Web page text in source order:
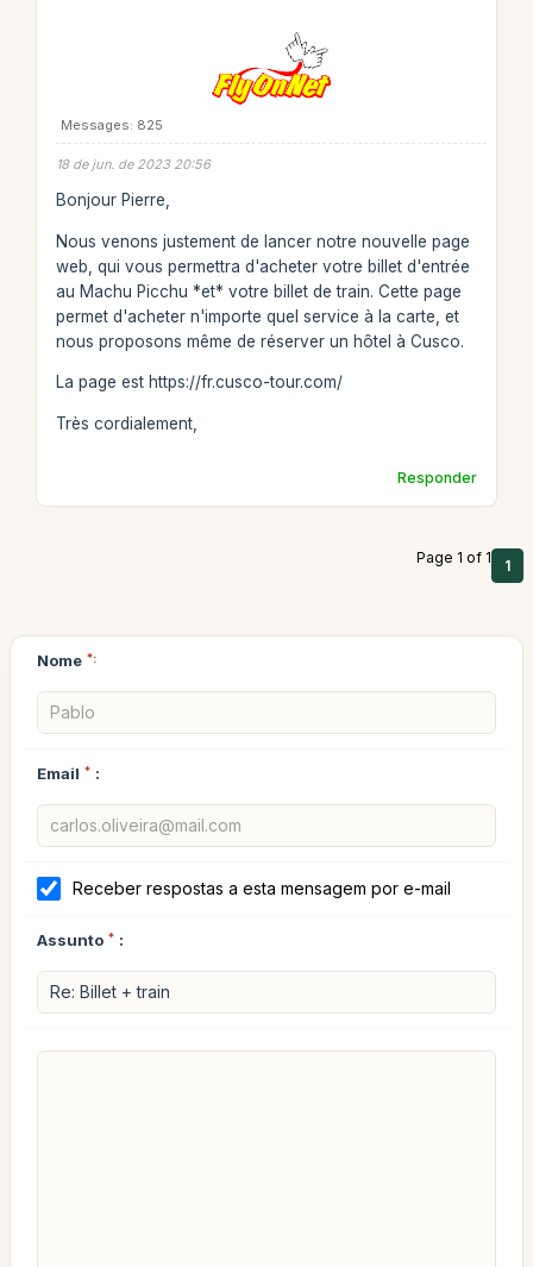
Messages: 825
18 de jun. de 2023 20:56
Bonjour Pierre,
Nous venons justement de lancer notre nouvelle page
web, qui vous permettra d'acheter votre billet d'entrée
au Machu Picchu *et* votre billet de train. Cette page
permet d'acheter n'importe quel service à la carte, et
nous proposons même de réserver un hôtel à Cusco.
La page est https://fr.cusco-tour.com/
Très cordialement,
Responder
Page 1 of 1 1
Nome *:
Email * :
Receber respostas a esta mensagem por e-mail
Assunto * :